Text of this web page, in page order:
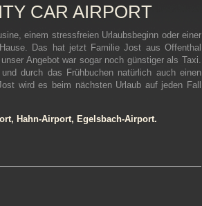
CAR AIRPORT
einem stressfreien Urlaubsbeginn oder einer
Das hat jetzt Familie Jost aus Offenthal
Angebot war sogar noch günstiger als Taxi.
durch das Frühbuchen natürlich auch einen
wird es beim nächsten Urlaub auf jeden Fall
Hahn-Airport, Egelsbach-Airport.